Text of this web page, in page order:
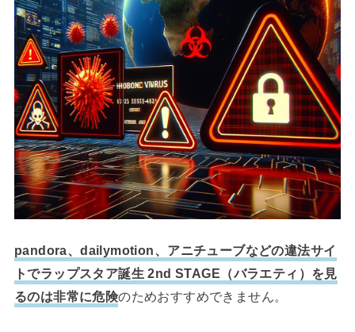
pandora、dailymotion、アニチューブなどの違法サイ
トでラップスタア誕生 2nd STAGE（バラエティ）を見
るのは非常に危険のためおすすめできません。